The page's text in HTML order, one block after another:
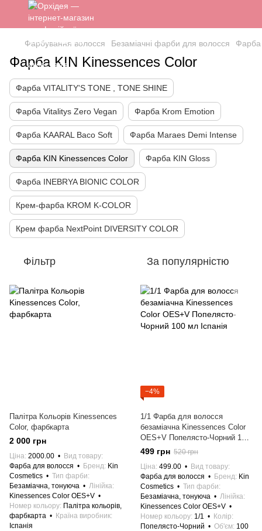
Фарбування волосся Безаміачні фарби для волосся Фарба
Фарба KIN Kinessences Color
Фарба VITALITY'S TONE , TONE SHINE
Фарба Vitalitys Zero Vegan Фарба Krom Emotion
Фарба KAARAL Baco Soft Фарба Maraes Demi Intense
Фарба KIN Kinessences Color Фарба KIN Gloss
Фарба INEBRYA BIONIC COLOR
Крем-фарба KROM K-COLOR
Крем фарба NextPoint DIVERSITY COLOR
Фільтр За популярністю
Палітра Кольорів Kinessences
Color, фарбкарта
2 000 грн
Ціна 2000.00
Вид товару
Фарба для волосся
Бренд Kin
Cosmetics
Тип фарби
Безаміачна, тонуюча
Лінійка
Kinessences Color OES+V
Номер кольору Палітра кольорів,
фарбкарта
Країна виробник
Іспанія
−4%
1/1 Фарба для волосся
безаміачна Kinessences Color
OES+V Попелясто-Чорний 100
мл Іспанія
499 грн 520 грн
Ціна 499.00
Вид товару
Фарба для волосся
Бренд Kin
Cosmetics
Тип фарби
Безаміачна, тонуюча
Лінійка
Kinessences Color OES+V
Номер кольору 1/1
Колір
Попелясто-Чорний
Об'єм 100